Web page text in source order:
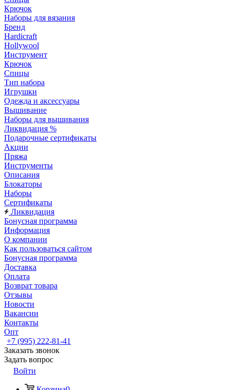
Крючок
Наборы для вязания
Бренд
Hardicraft
Hollywool
Инструмент
Крючок
Спицы
Тип набора
Игрушки
Одежда и аксессуары
Вышивание
Наборы для вышивания
Ликвидация %
Подарочные сертификаты
Акции
Пряжа
Инструменты
Описания
Блокаторы
Наборы
Сертификаты
Ликвидация
Бонусная программа
Информация
О компании
Как пользоваться сайтом
Бонусная программа
Доставка
Оплата
Возврат товара
Отзывы
Новости
Вакансии
Контакты
Опт
+7 (995) 222-81-41
Заказать звонок
Задать вопрос
Войти